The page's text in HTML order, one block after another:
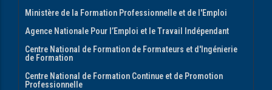
Ministère de la Formation Professionnelle et de l'Emploi
Agence Nationale Pour l’Emploi et le Travail Indépendant
Centre National de Formation de Formateurs et d'Ingénierie
de Formation
Centre National de Formation Continue et de Promotion
Professionnelle